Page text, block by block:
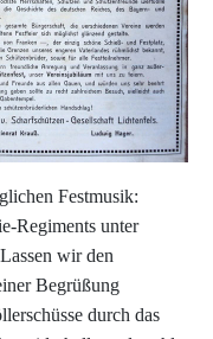
Festmusik:
Regiments unter
wir den
Begrüßung
durch das